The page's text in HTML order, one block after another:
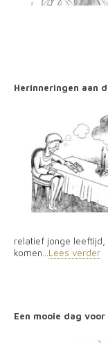
Herinneringen aan
relatief jonge
komen... Lees verder
Een mooie dag